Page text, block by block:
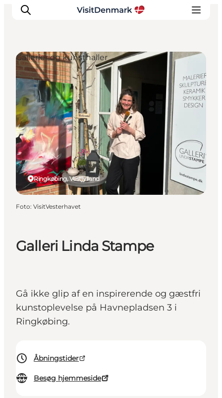
Inspiration
Destinationer
Oplevelser
Overnatning
Planlæg ferien
Galleri Linda Stampe
Gå ikke glip af en inspirerende og gæstfri
kunstoplevelse på Havnepladsen 3 i
Ringkøbing.
Åbningstider
Besøg hjemmeside
Ringkøbing, Vestjylland
Gallerier og kunsthaller
Foto: VisitVesterhavet